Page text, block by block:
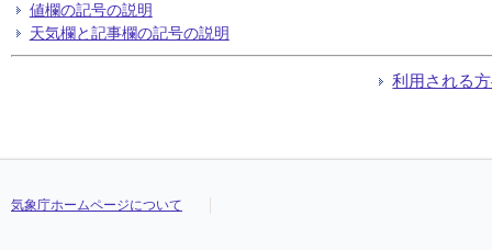
値欄の記号の説明
天気欄と記事欄の記号の説明
利用される
気象庁ホームページについて